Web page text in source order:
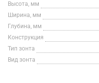
Высота, мм
Ширина, мм
Глубина, мм
Конструкция
Тип зонта
Вид зонта